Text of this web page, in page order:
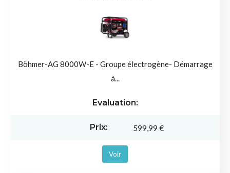
Böhmer-AG 8000W-E - Groupe électrogène- Démarrage
à...
599,99 €
Voir